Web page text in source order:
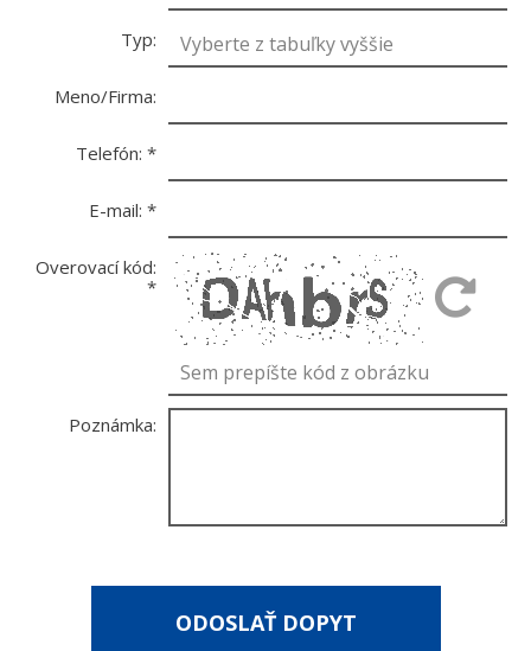
Typ:
Meno/Firma:
Telefón: *
E-mail: *
Overovací kód:
*
Poznámka: